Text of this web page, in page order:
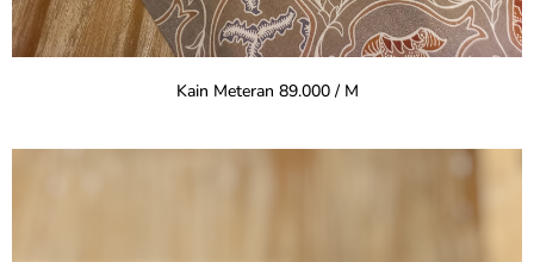
Kain Meteran 89.000 / M